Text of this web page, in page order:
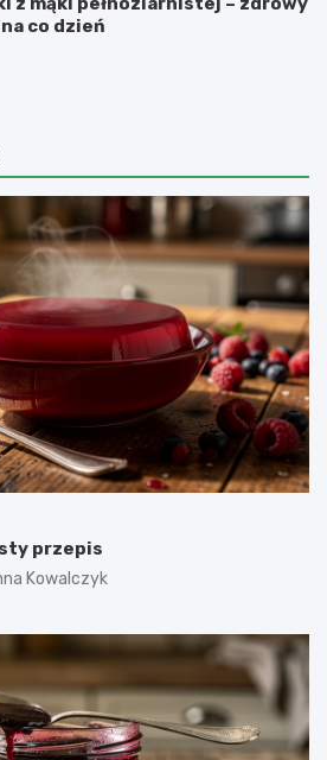
co dzień
przepis
Kowalczyk